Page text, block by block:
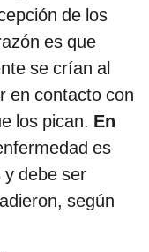
de los
es que
se crían al
en contacto con
los pican. En
es
y debe ser
según